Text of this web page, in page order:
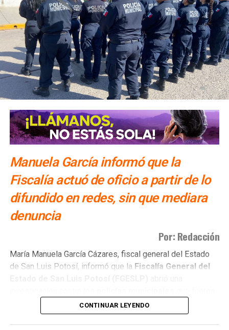
El número exacto de paquetes vendidos o apartados por
las agencias solo se conocerá al cierre de la temporada,
dijo Alonso.
También lee:Gallardo arranca operativo de seguridad para
Fenapo 2026
Manuela García informó que la
Fiscalía actuó de oficio a partir de lo
difundido en redes, sin que mediara
denuncia
Por: Redacción
María Manuela García Cázares, fiscal general del Estado
de San Luis Potosí, informó que la Fiscalía General del
captados en cámara en un sitio que las autoridades tienen
identificado comopunto de venta de drogas.
CONTINUAR LEYENDO